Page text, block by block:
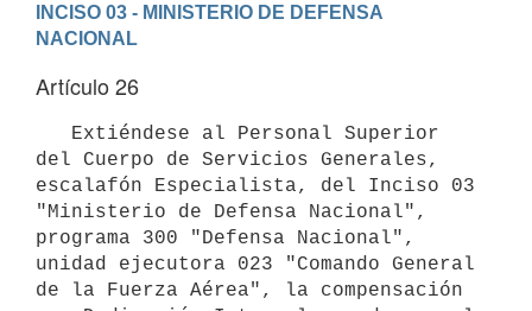
INCISO 03 - MINISTERIO DE DEFENSA
NACIONAL
Artículo 26
del Cuerpo de Servicios Generales,
escalafón Especialista, del Inciso 03
"Ministerio de Defensa Nacional",
programa 300 "Defensa Nacional",
unidad ejecutora 023 "Comando General
de la Fuerza Aérea", la compensación